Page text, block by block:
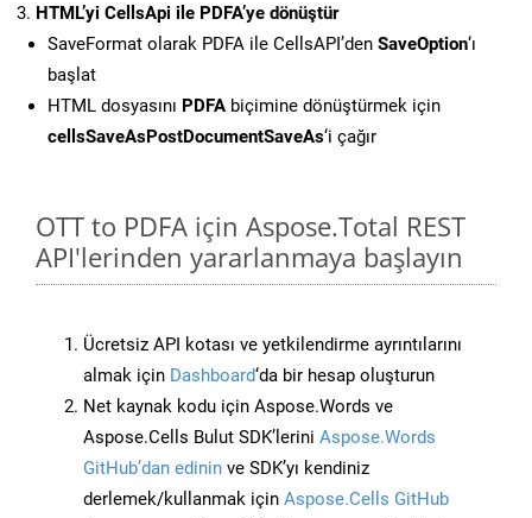
HTML’yi CellsApi ile PDFA’ye dönüştür
SaveFormat olarak PDFA ile CellsAPI’den SaveOption‘ı
başlat
HTML dosyasını PDFA biçimine dönüştürmek için
cellsSaveAsPostDocumentSaveAs‘i çağır
OTT to PDFA için Aspose.Total REST
API'lerinden yararlanmaya başlayın
Ücretsiz API kotası ve yetkilendirme ayrıntılarını
almak için Dashboard‘da bir hesap oluşturun
Net kaynak kodu için Aspose.Words ve
Aspose.Cells Bulut SDK’lerini Aspose.Words
GitHub’dan edinin ve SDK’yı kendiniz
derlemek/kullanmak için Aspose.Cells GitHub